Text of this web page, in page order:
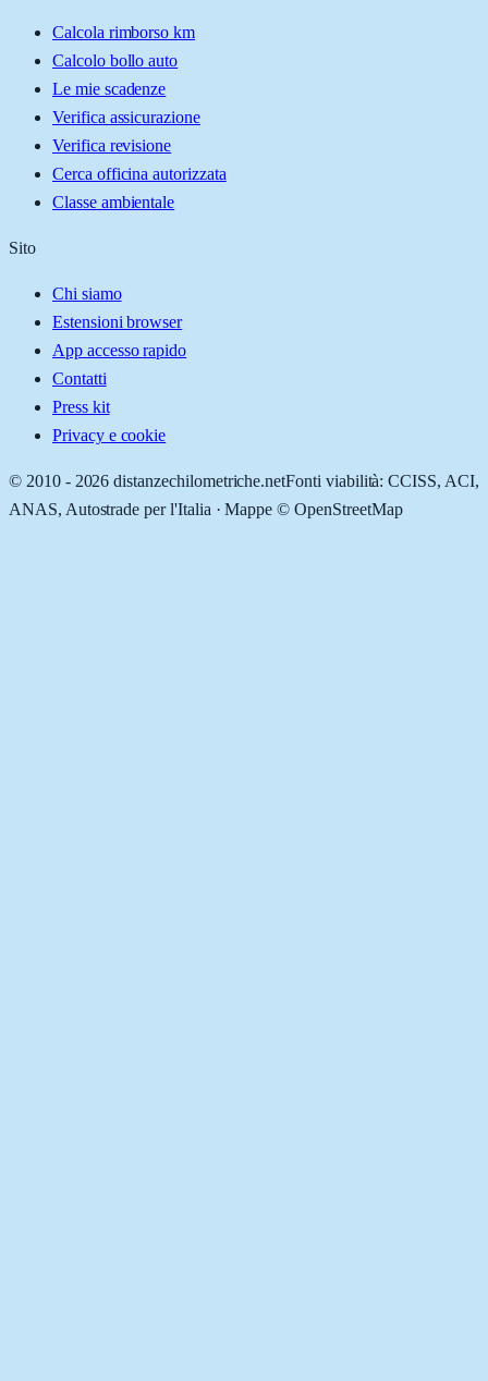
Calcola rimborso km
Calcolo bollo auto
Le mie scadenze
Verifica assicurazione
Verifica revisione
Cerca officina autorizzata
Classe ambientale
Sito
Chi siamo
Estensioni browser
App accesso rapido
Contatti
Press kit
Privacy e cookie
© 2010 - 2026 distanzechilometriche.netFonti viabilità: CCISS, ACI,
ANAS, Autostrade per l'Italia · Mappe © OpenStreetMap